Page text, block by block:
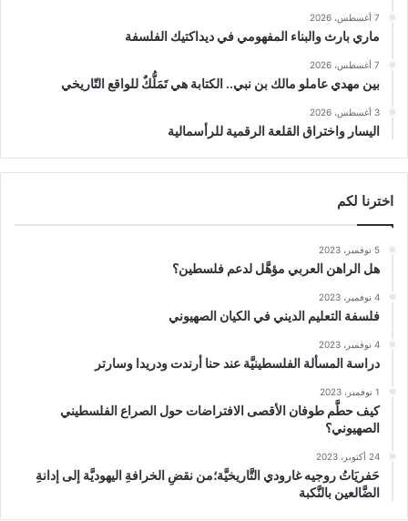
7 أغسطس، 2026
ماري بارث والبناء المفهومي في ديداكتيك الفلسفة
7 أغسطس، 2026
بين مهدي عاملو مالك بن نبي.. الكتابة هي تَمَلُّكٌ للواقع التّاريخي
3 أغسطس، 2026
اليسار واختراق القلعة الرقمية للرأسمالية
اخترنا لكم
5 نوفمبر، 2023
هل الراهن العربي مؤهَّل لدعم فلسطين؟
4 نوفمبر، 2023
فلسفة التعليم الديني في الكيان الصهيوني
4 نوفمبر، 2023
دراسة المسألة الفلسطينيَّة عند حنا أرندت ودريدا وسارتر
1 نوفمبر، 2023
كيف حطَّم طوفان الأقصى الافتراضات حول الصراع الفلسطيني
الصهيوني؟
24 أكتوبر، 2023
حَفريَاتُ روجيه غارودي التَّاريخيَّة؛من نقضِ الخرافةِ اليهوديَّة إلى إدانةِ
الضَّالعين بالنَّكبة